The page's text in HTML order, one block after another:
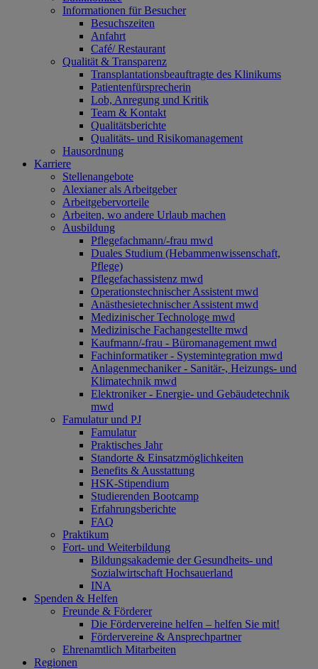
Informationen für Besucher
Besuchszeiten
Anfahrt
Café/ Restaurant
Qualität & Transparenz
Transplantationsbeauftragte des Klinikums
Patientenfürsprecherin
Lob, Anregung und Kritik
Team & Kontakt
Qualitätsberichte
Qualitäts- und Risikomanagement
Hausordnung
Karriere
Stellenangebote
Alexianer als Arbeitgeber
Arbeitgebervorteile
Arbeiten, wo andere Urlaub machen
Ausbildung
Pflegefachmann/-frau mwd
Duales Studium (Hebammenwissenschaft,
Pflege)
Pflegefachassistenz mwd
Operationstechnischer Assistent mwd
Anästhesietechnischer Assistent mwd
Medizinischer Technologe mwd
Medizinische Fachangestellte mwd
Kaufmann/-frau - Büromanagement mwd
Fachinformatiker - Systemintegration mwd
Anlagenmechaniker - Sanitär-, Heizungs- und
Klimatechnik mwd
Elektroniker - Energie- und Gebäudetechnik
mwd
Famulatur und PJ
Famulatur
Praktisches Jahr
Standorte & Einsatzmöglichkeiten
Benefits & Ausstattung
HSK-Stipendium
Studierenden Bootcamp
Erfahrungsberichte
FAQ
Praktikum
Fort- und Weiterbildung
Bildungsakademie der Gesundheits- und
Sozialwirtschaft Hochsauerland
INA
Spenden & Helfen
Freunde & Förderer
Die Fördervereine helfen – helfen Sie mit!
Fördervereine & Ansprechpartner
Ehrenamtlich Mitarbeiten
Regionen